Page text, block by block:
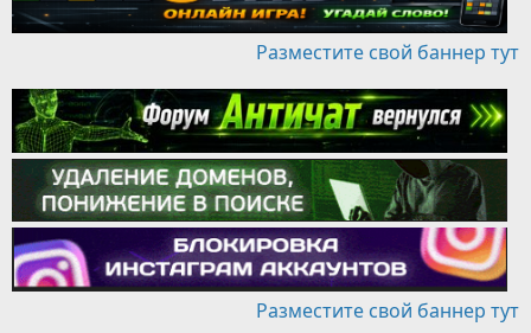
Разместите свой баннер тут
Разместите свой баннер тут